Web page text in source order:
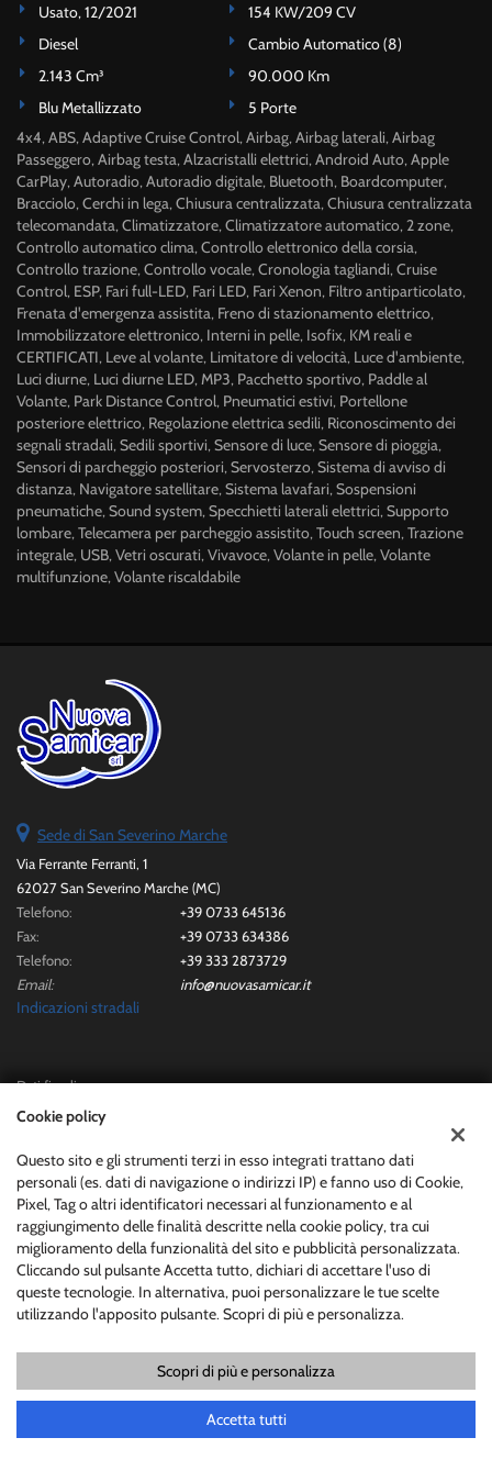
Usato, 12/2021
154 KW/209 CV
Diesel
Cambio Automatico (8)
2.143 Cm³
90.000 Km
Blu Metallizzato
5 Porte
4x4, ABS, Adaptive Cruise Control, Airbag, Airbag laterali, Airbag
Passeggero, Airbag testa, Alzacristalli elettrici, Android Auto, Apple
CarPlay, Autoradio, Autoradio digitale, Bluetooth, Boardcomputer,
Bracciolo, Cerchi in lega, Chiusura centralizzata, Chiusura centralizzata
telecomandata, Climatizzatore, Climatizzatore automatico, 2 zone,
Controllo automatico clima, Controllo elettronico della corsia,
Controllo trazione, Controllo vocale, Cronologia tagliandi, Cruise
Control, ESP, Fari full-LED, Fari LED, Fari Xenon, Filtro antiparticolato,
Frenata d'emergenza assistita, Freno di stazionamento elettrico,
Immobilizzatore elettronico, Interni in pelle, Isofix, KM reali e
CERTIFICATI, Leve al volante, Limitatore di velocità, Luce d'ambiente,
Luci diurne, Luci diurne LED, MP3, Pacchetto sportivo, Paddle al
Volante, Park Distance Control, Pneumatici estivi, Portellone
posteriore elettrico, Regolazione elettrica sedili, Riconoscimento dei
segnali stradali, Sedili sportivi, Sensore di luce, Sensore di pioggia,
Sensori di parcheggio posteriori, Servosterzo, Sistema di avviso di
distanza, Navigatore satellitare, Sistema lavafari, Sospensioni
pneumatiche, Sound system, Specchietti laterali elettrici, Supporto
lombare, Telecamera per parcheggio assistito, Touch screen, Trazione
integrale, USB, Vetri oscurati, Vivavoce, Volante in pelle, Volante
multifunzione, Volante riscaldabile
Sede di San Severino Marche
Via Ferrante Ferranti, 1
62027 San Severino Marche (MC)
Telefono:
+39 0733 645136
Fax:
+39 0733 634386
Telefono:
+39 333 2873729
Email:
info@nuovasamicar.it
Indicazioni stradali
Dati fiscali:
Nuova Samicar Srl
C.F/P.IVA:01565250436
Registro delle imprese:MC
Copyright © 2026 GestionaleAuto.com S.r.l., Tutti i diritti riservati -
Leggi l'informativa sulla privacy-Cookie Policy
GestionaleAuto.com
Cookie policy
Questo sito e gli strumenti terzi in esso integrati trattano dati
personali (es. dati di navigazione o indirizzi IP) e fanno uso di Cookie,
Pixel, Tag o altri identificatori necessari al funzionamento e al
raggiungimento delle finalità descritte nella cookie policy, tra cui
miglioramento della funzionalità del sito e pubblicità personalizzata.
Cliccando sul pulsante Accetta tutto, dichiari di accettare l'uso di
queste tecnologie. In alternativa, puoi personalizzare le tue scelte
utilizzando l'apposito pulsante. Scopri di più e personalizza.
Scopri di più e personalizza
Accetta tutti